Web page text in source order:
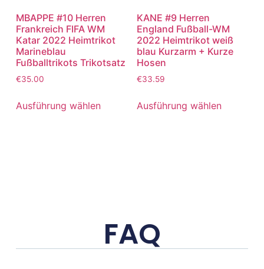
MBAPPE #10 Herren
Frankreich FIFA WM
Katar 2022 Heimtrikot
Marineblau
Fußballtrikots Trikotsatz
€35.00
Ausführung wählen
KANE #9 Herren
England Fußball-WM
2022 Heimtrikot weiß
blau Kurzarm + Kurze
Hosen
€33.59
Ausführung wählen
FAQ